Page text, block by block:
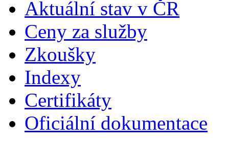
Aktuální stav v ČR
Ceny za služby
Zkoušky
Indexy
Certifikáty
Oficiální dokumentace